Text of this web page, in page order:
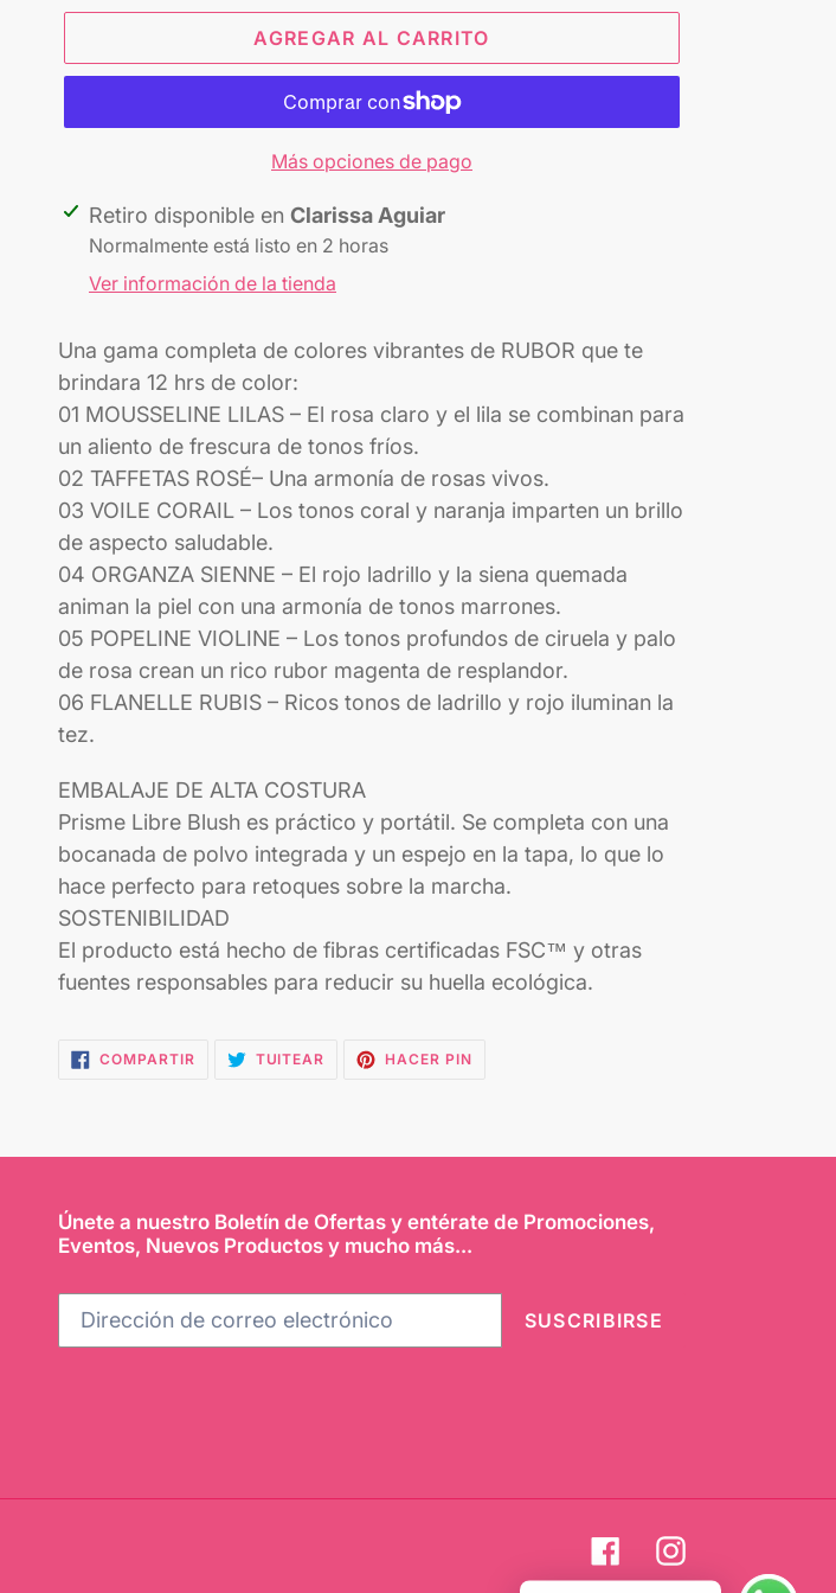
AGREGAR AL CARRITO
Más opciones de pago
Agregando
producto
tu
carrito
Retiro disponible en Clarissa Aguiar
Normalmente está listo en 2 horas
Ver información de la tienda
Una gama completa de colores vibrantes de RUBOR que te
brindara 12 hrs de color:
01 MOUSSELINE LILAS – El rosa claro y el lila se combinan para
un aliento de frescura de tonos fríos.
02 TAFFETAS ROSÉ– Una armonía de rosas vivos.
03 VOILE CORAIL – Los tonos coral y naranja imparten un brillo
de aspecto saludable.
04 ORGANZA SIENNE – El rojo ladrillo y la siena quemada
animan la piel con una armonía de tonos marrones.
05 POPELINE VIOLINE – Los tonos profundos de ciruela y palo
de rosa crean un rico rubor magenta de resplandor.
06 FLANELLE RUBIS – Ricos tonos de ladrillo y rojo iluminan la
tez.
EMBALAJE DE ALTA COSTURA
Prisme Libre Blush es práctico y portátil. Se completa con una
bocanada de polvo integrada y un espejo en la tapa, lo que lo
hace perfecto para retoques sobre la marcha.
SOSTENIBILIDAD
El producto está hecho de fibras certificadas FSC™ y otras
fuentes responsables para reducir su huella ecológica.
COMPARTIRCOMPARTIR
EN
TUITEAR TUITEARHACER PINPINEAR
EN
Únete a nuestro Boletín de Ofertas y entérate de Promociones,
Eventos, Nuevos Productos y mucho más...
SUSCRIBIRSE
FacebookInstagram